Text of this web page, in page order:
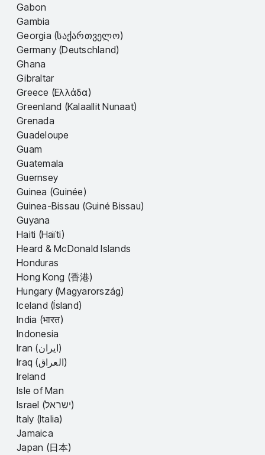
Gabon
Gambia
Georgia (საქართველო)
Germany (Deutschland)
Ghana
Gibraltar
Greece (Ελλάδα)
Greenland (Kalaallit Nunaat)
Grenada
Guadeloupe
Guam
Guatemala
Guernsey
Guinea (Guinée)
Guinea-Bissau (Guiné Bissau)
Guyana
Haiti (Haïti)
Heard & McDonald Islands
Honduras
Hong Kong (香港)
Hungary (Magyarország)
Iceland (Ísland)
India (भारत)
Indonesia
Iran (ایران)
Iraq (العراق)
Ireland
Isle of Man
Israel (ישראל)
Italy (Italia)
Jamaica
Japan (日本)